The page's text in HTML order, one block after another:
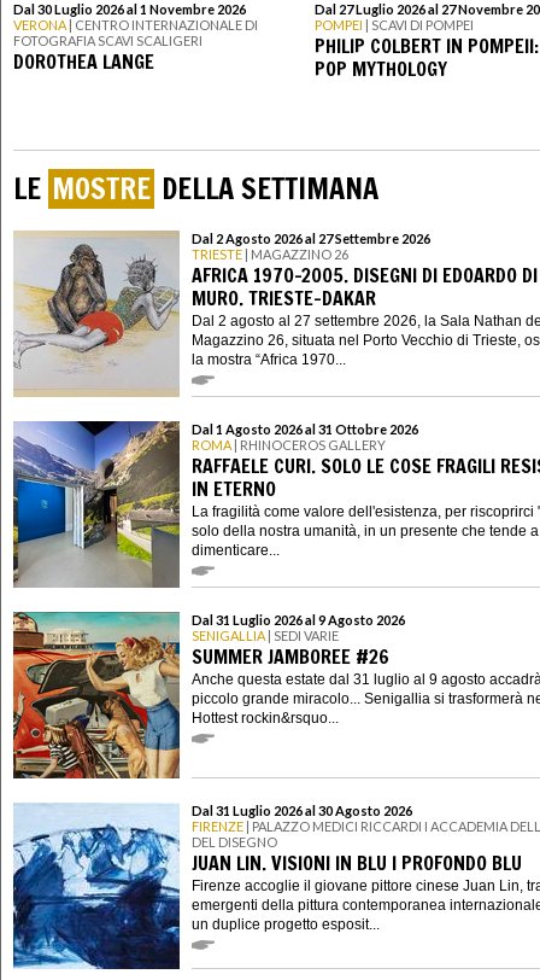
Dal 30 Luglio 2026 al 1 Novembre 2026
VERONA | CENTRO INTERNAZIONALE DI
FOTOGRAFIA SCAVI SCALIGERI
DOROTHEA LANGE
Dal 27 Luglio 2026 al 27 Novembre
POMPEI | SCAVI DI POMPEI
PHILIP COLBERT IN POMPEII:
POP MYTHOLOGY
LE MOSTRE DELLA SETTIMANA
Dal 2 Agosto 2026 al 27 Settembre 2026
TRIESTE | MAGAZZINO 26
AFRICA 1970-2005. DISEGNI DI EDOARDO DI
MURO. TRIESTE-DAKAR
Dal 2 agosto al 27 settembre 2026, la Sala Nathan
Magazzino 26, situata nel Porto Vecchio di Trieste,
la mostra “Africa 1970...
Dal 1 Agosto 2026 al 31 Ottobre 2026
ROMA | RHINOCEROS GALLERY
RAFFAELE CURI. SOLO LE COSE FRAGILI
IN ETERNO
La fragilità come valore dell'esistenza, per riscoprirci
solo della nostra umanità, in un presente che tende
dimenticare...
Dal 31 Luglio 2026 al 9 Agosto 2026
SENIGALLIA | SEDI VARIE
SUMMER JAMBOREE #26
Anche questa estate dal 31 luglio al 9 agosto
piccolo grande miracolo... Senigallia si trasformerà
Hottest rockin&rsquo...
Dal 31 Luglio 2026 al 30 Agosto 2026
FIRENZE | PALAZZO MEDICI RICCARDI I ACCADEMIA
DEL DISEGNO
JUAN LIN. VISIONI IN BLU I PROFONDO BLU
Firenze accoglie il giovane pittore cinese Juan Lin,
emergenti della pittura contemporanea
un duplice progetto esposit...